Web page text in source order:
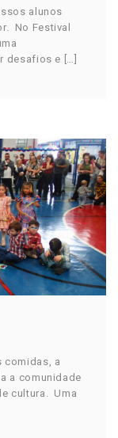
alunos
No Festival
desafios e […]
comidas, a
a comunidade
cultura. Uma